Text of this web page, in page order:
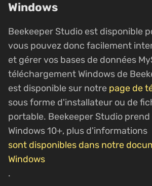
Windows
Beekeeper Studio est disponible
vous pouvez donc facilement
et gérer vos bases de données
téléchargement Windows de
est disponible sur notre page de
sous forme d'installateur ou de
portable. Beekeeper Studio
Windows 10+, plus d'informations
sont disponibles dans notre
Windows
.